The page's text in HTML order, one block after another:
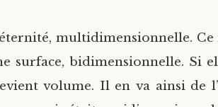
multidimensionnelle. Ce
surface, bidimensionnelle. Si
volume. Il en va ainsi de